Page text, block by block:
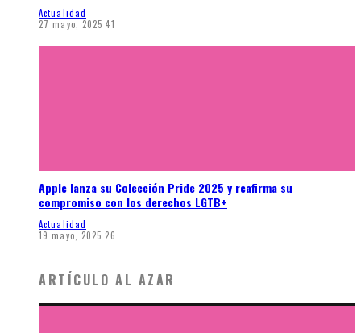
Actualidad
27 mayo, 2025 41
Apple lanza su Colección Pride 2025 y reafirma su
compromiso con los derechos LGTB+
Actualidad
19 mayo, 2025 26
ARTÍCULO AL AZAR